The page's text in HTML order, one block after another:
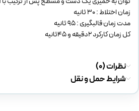
زمان اختلاط : 30 ثانیه
مدت زمان قالبگیری : 95 ثانیه
کل زمان کارکرد ۲دقیقه و ۴۵ثانیه
نظرات (0)
شرایط حمل و نقل